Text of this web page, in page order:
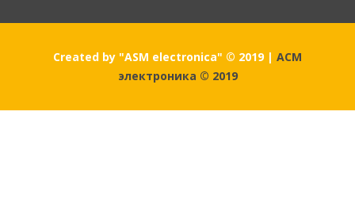
Created by "ASM electronica" © 2019| АСМ
электроника © 2019